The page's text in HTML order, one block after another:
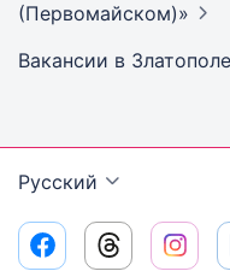
(Первомайском)»
Вакансии в
Русский